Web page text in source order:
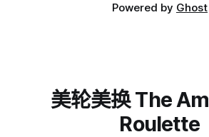
Powered by Ghost
美轮美换 The
Roulette